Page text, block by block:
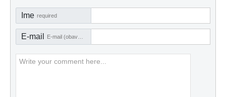
Ime required
E-mail